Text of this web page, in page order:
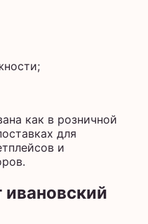
как в розничной
для
и